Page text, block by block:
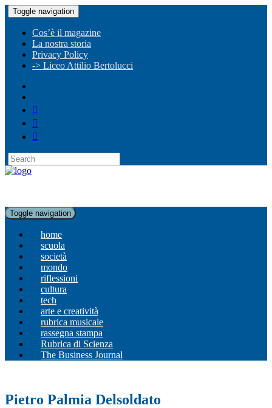
Toggle navigation
Cos’è il magazine
La nostra storia
Privacy Policy
-> Liceo Attilio Bertolucci
Toggle navigation
home
scuola
società
mondo
riflessioni
cultura
tech
arte e creatività
rubrica musicale
rassegna stampa
Rubrica di Scienza
The Business Journal
Pietro Palmia Delsoldato